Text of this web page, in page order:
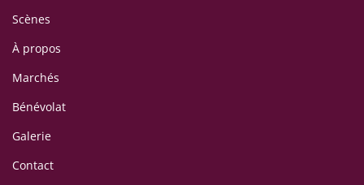
Scènes
À propos
Marchés
Bénévolat
Galerie
Contact